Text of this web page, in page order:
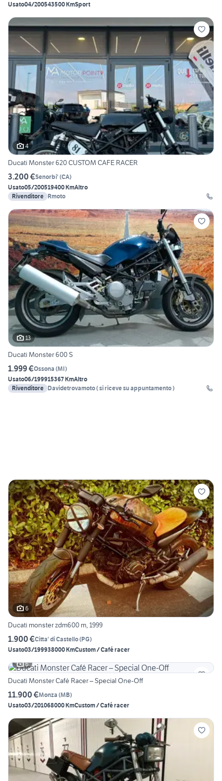
Usato04/200543500 KmSport
4
Ducati Monster 620 CUSTOM CAFE RACER
3.200 €Senorbi' (CA)
Usato05/200519400 KmAltro
Rivenditore Rmoto
13
Ducati Monster 600 S
1.999 €Ossona (MI)
Usato06/199915367 KmAltro
Rivenditore Davidetrovamoto ( si riceve su appuntamento )
6
Ducati monster zdm600 m, 1999
1.900 €Citta' di Castello(PG)
Usato03/199938000 KmCustom / Café racer
6
Ducati Monster Café Racer – Special One-Off
11.900 €Monza (MB)
Usato03/201068000 KmCustom / Café racer